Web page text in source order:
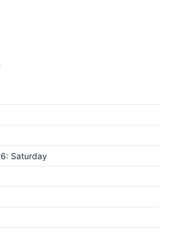
Saturday